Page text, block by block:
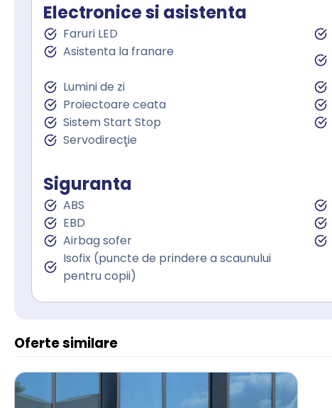
Electronice si asistenta
Faruri LED
Asistenta la franare
Lumini de zi
Proiectoare ceata
Sistem Start Stop
Servodirecţie
Siguranta
ABS
EBD
Airbag sofer
Isofix (puncte de prindere a scaunului
pentru copii)
Oferte similare